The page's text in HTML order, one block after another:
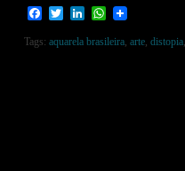
Facebook
TwitterLinkedInWhatsApp
Tags: aquarela brasileira arte distopia